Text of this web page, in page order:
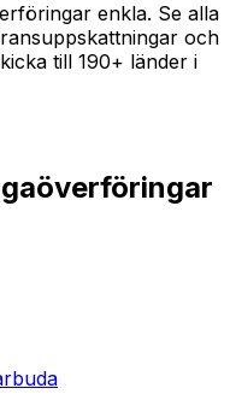
enkla. Se alla
och
till 190+ länder i